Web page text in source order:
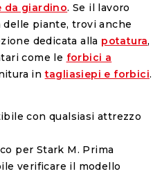
da giardino. Se il lavoro
piante, trovi anche
dedicata alla potatura,
come le forbici a
intagliasiepi e forbici.
con qualsiasi attrezzo
per Stark M. Prima
verificare il modello